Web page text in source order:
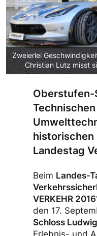
Zweierlei
Christian Lutz misst
Oberstufen-
historischen
Landestag
Beim Landes-
VERKEHR
den 17.
Schloss
Erlebnis- und